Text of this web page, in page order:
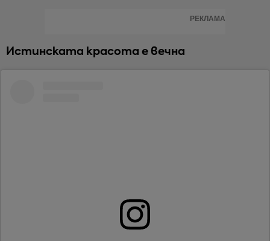
РЕКЛАМА
Истинската красота е вечна